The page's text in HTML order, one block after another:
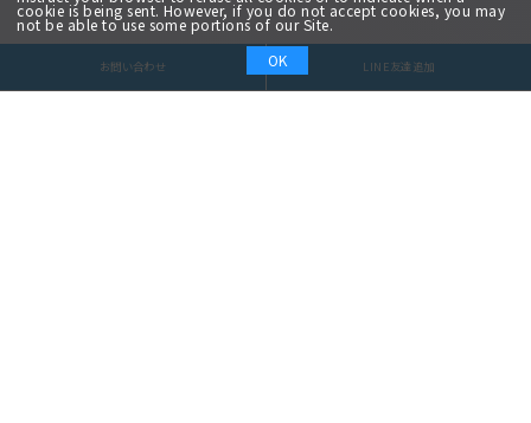
cookie is being sent. However, if you do not accept cookies, you may
not be able to use some portions of our Site.
OK
お問い合わせ LINE友達追加